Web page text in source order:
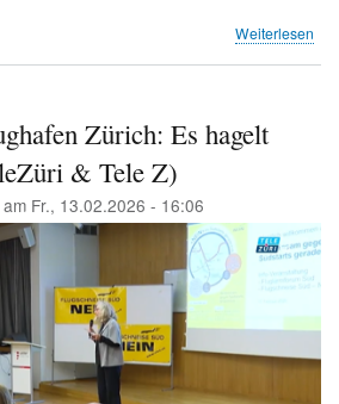
Weiterlesen
Zürich: Es hagelt
& Tele Z)
am Fr., 13.02.2026 - 16:06